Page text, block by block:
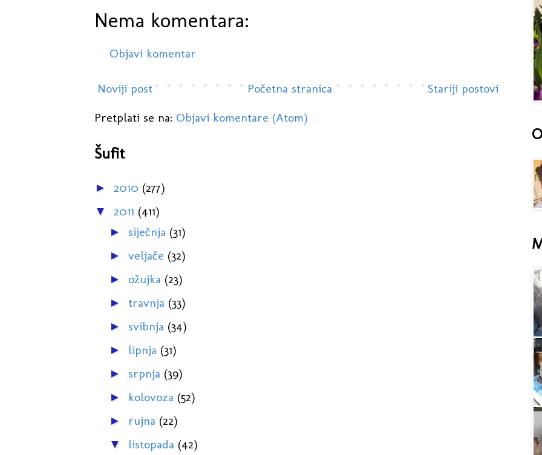
Nema komentara:
Objavi komentar
Noviji post Stariji postovi
Početna stranica
Pretplati se na: Objavi komentare (Atom)
Šufit
► 2010 (277)
▼ 2011 (411)
► siječnja (31)
► veljače (32)
► ožujka (23)
► travnja (33)
► svibnja (34)
► lipnja (31)
► srpnja (39)
► kolovoza (52)
► rujna (22)
▼ listopada (42)